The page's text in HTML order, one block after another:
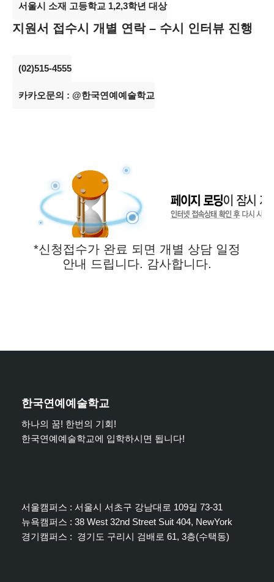
서울시 소재 고등학교 1,2,3학년 대상
지원서 접수시 개별 연락 – 수시 인터뷰 진행
(02)515-4555
카카오문의 : @한국연예예술학교
*신청접수가 완료 되면 개별 상담 일정
안내 드립니다. 감사합니다.
한국연예예술학교
하나의 꿈! 한번의 기회!
한국연예예술학교에 입학하시면 됩니다!
서울캠퍼스 : 서울시 서초구 강남대로 109길 73-31
뉴욕캠퍼스 : 38 West 32nd Street Suit 404, NewYork
경기캠퍼스 : 경기도 구리시 검배로 61, 3층(수택동)